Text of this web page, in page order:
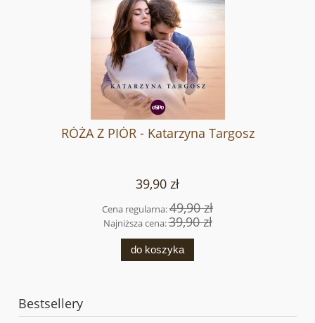
RÓŻA Z PIÓR - Katarzyna Targosz
39,90 zł
Cena regularna:49,90 zł
Najniższa cena:39,90 zł
do koszyka
Bestsellery